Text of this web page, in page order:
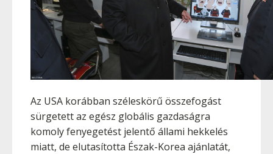
Az USA korábban széleskörű összefogást
sürgetett az egész globális gazdaságra
komoly fenyegetést jelentő állami hekkelés
miatt, de elutasította Észak-Korea ajánlatát,